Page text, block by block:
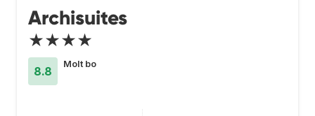
Archisuites
★★★★
8.8
Molt bo